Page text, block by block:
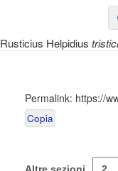
Rusticius Helpidius
Permalink: https://
Copia